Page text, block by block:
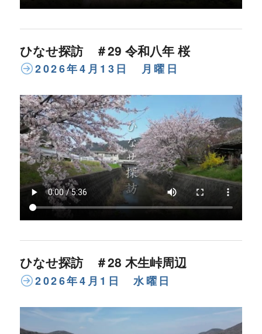
ひなせ探訪 ＃29 令和八年 桜
2026年4月13日 月曜日
ひなせ探訪 ＃28 木生峠周辺
2026年4月1日 水曜日